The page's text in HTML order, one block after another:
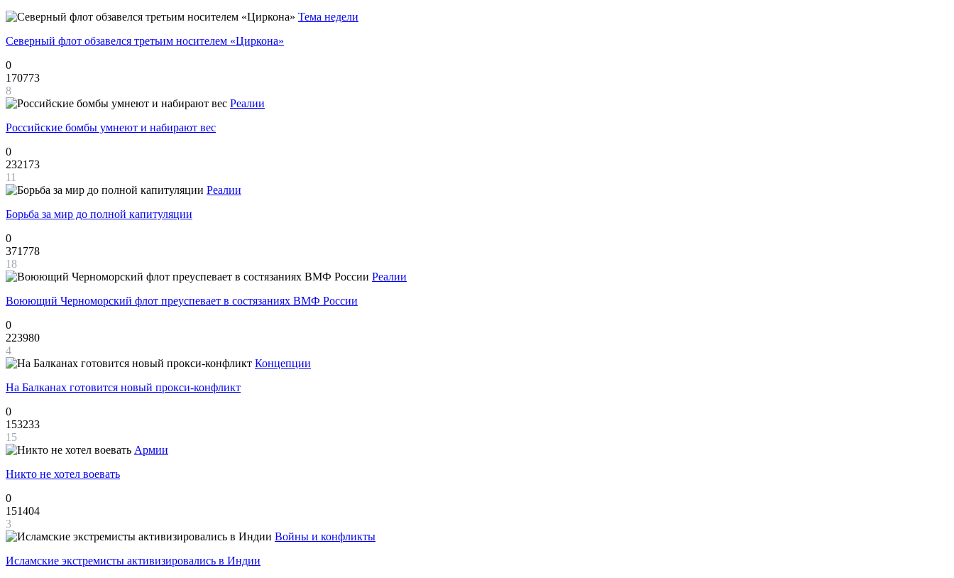
Тема недели
Северный флот обзавелся третьим носителем «Циркона»
0
170773
8
Реалии
Российские бомбы умнеют и набирают вес
0
232173
11
Реалии
Борьба за мир до полной капитуляции
0
371778
18
Реалии
Воюющий Черноморский флот преуспевает в состязаниях ВМФ России
0
223980
4
Концепции
На Балканах готовится новый прокси-конфликт
0
153233
15
Армии
Никто не хотел воевать
0
151404
3
Войны и конфликты
Исламские экстремисты активизировались в Индии